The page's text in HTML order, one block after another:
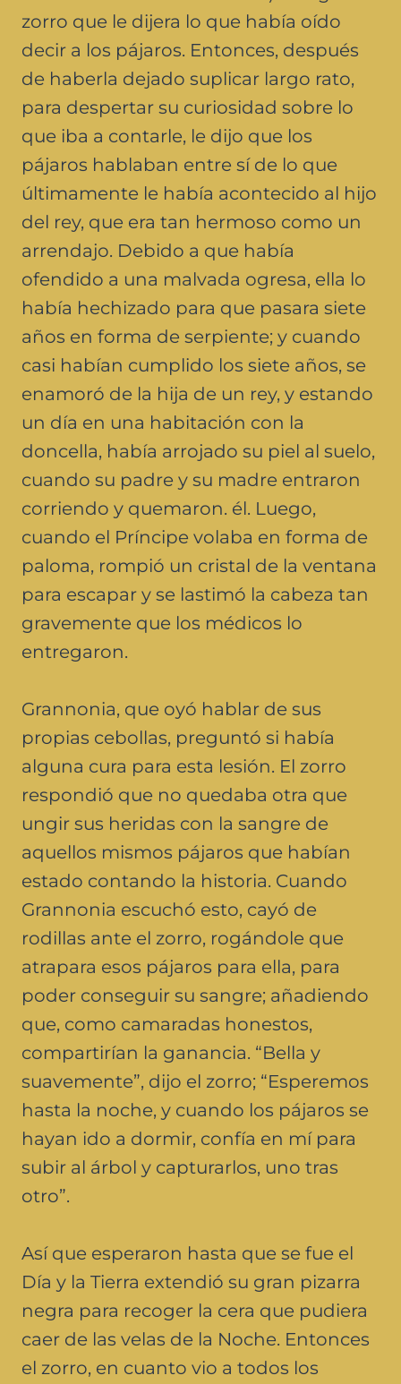
zorro que le dijera lo que había oído
decir a los pájaros. Entonces, después
de haberla dejado suplicar largo rato,
para despertar su curiosidad sobre lo
que iba a contarle, le dijo que los
pájaros hablaban entre sí de lo que
últimamente le había acontecido al hijo
del rey, que era tan hermoso como un
arrendajo. Debido a que había
ofendido a una malvada ogresa, ella lo
había hechizado para que pasara siete
años en forma de serpiente; y cuando
casi habían cumplido los siete años, se
enamoró de la hija de un rey, y estando
un día en una habitación con la
doncella, había arrojado su piel al suelo,
cuando su padre y su madre entraron
corriendo y quemaron. él. Luego,
cuando el Príncipe volaba en forma de
paloma, rompió un cristal de la ventana
para escapar y se lastimó la cabeza tan
gravemente que los médicos lo
entregaron.
Grannonia, que oyó hablar de sus
propias cebollas, preguntó si había
alguna cura para esta lesión. El zorro
respondió que no quedaba otra que
ungir sus heridas con la sangre de
aquellos mismos pájaros que habían
estado contando la historia. Cuando
Grannonia escuchó esto, cayó de
rodillas ante el zorro, rogándole que
atrapara esos pájaros para ella, para
poder conseguir su sangre; añadiendo
que, como camaradas honestos,
compartirían la ganancia. “Bella y
suavemente”, dijo el zorro; “Esperemos
hasta la noche, y cuando los pájaros se
hayan ido a dormir, confía en mí para
subir al árbol y capturarlos, uno tras
otro”.
Así que esperaron hasta que se fue el
Día y la Tierra extendió su gran pizarra
negra para recoger la cera que pudiera
caer de las velas de la Noche. Entonces
el zorro, en cuanto vio a todos los